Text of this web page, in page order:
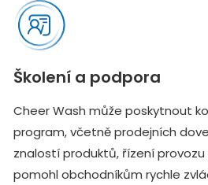
Školení a podpora
Cheer Wash může poskytnout
program, včetně prodejních
znalostí produktů, řízení
pomohl obchodníkům rychle